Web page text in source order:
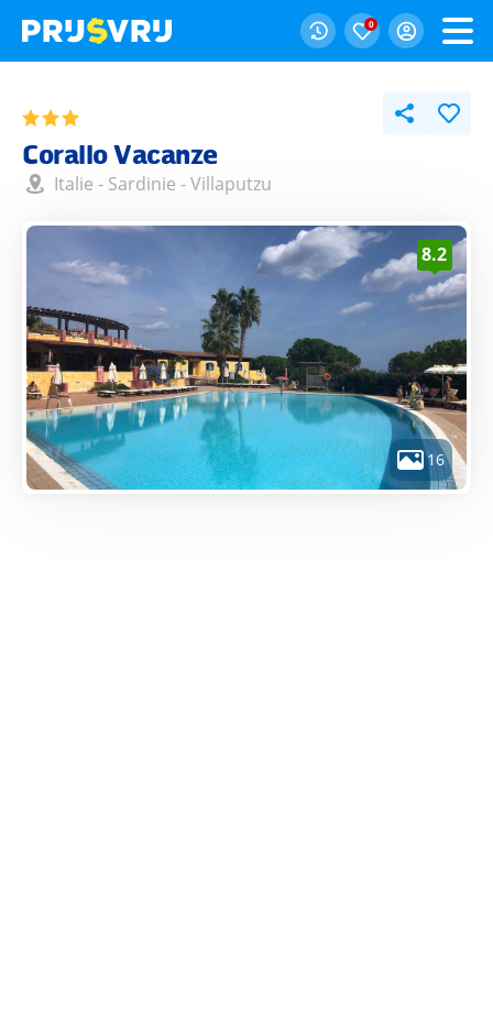
0
Corallo Vacanze
Italie - Sardinie -Villaputzu
16
8.2